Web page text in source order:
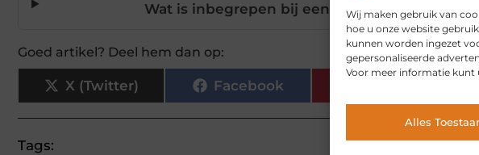
Wij maken gebruik van
hoe u onze website
kunnen worden ingezet
gepersonaliseerde
Voor meer informatie kunt
Alles
Wat is inbegrepen bij een
Goed artikel? Deel hem dan op:
X (Twitter) Facebook
Tags: